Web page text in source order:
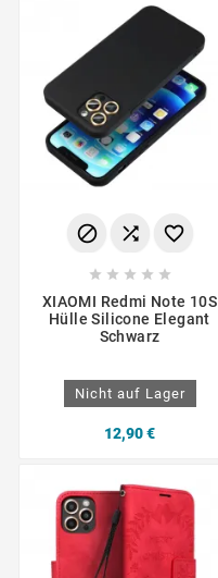
  
    
XIAOMI Redmi Note 10S
Hülle Silicone Elegant
Schwarz
Nicht auf Lager
12,90 €